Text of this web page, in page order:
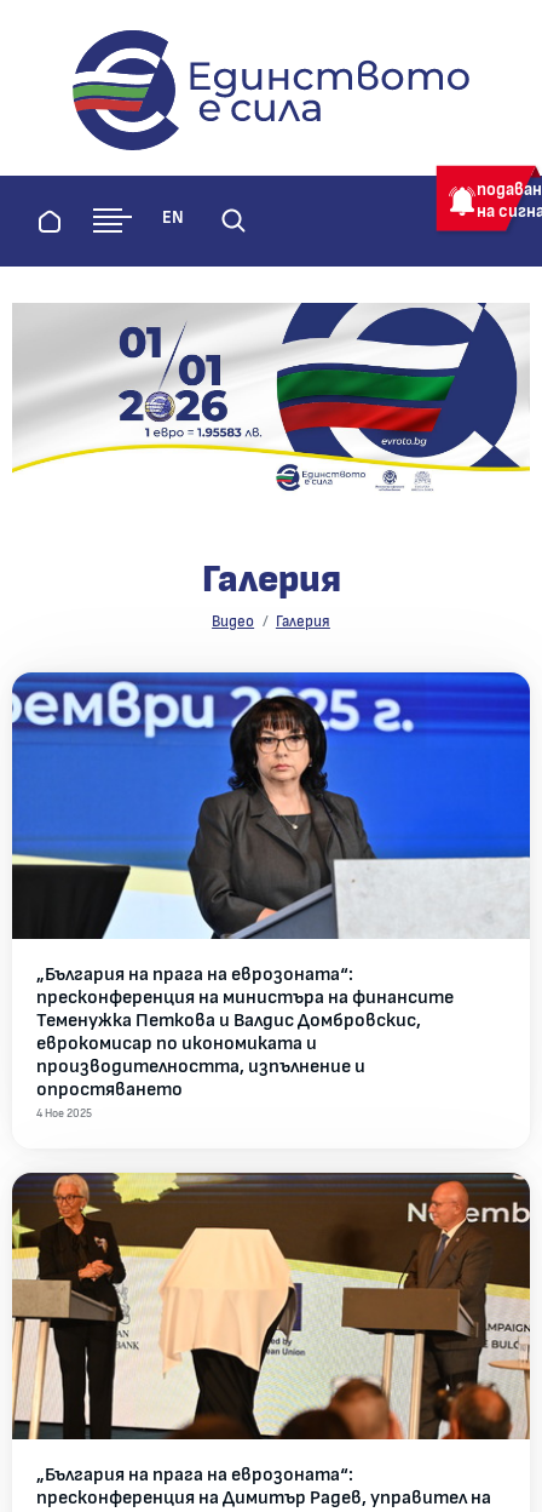
evroto.bgОфициална страница за приемане
Начало EN
на
Галерия
Видео Галерия
Галерия
Всички галерии
„България на прага на еврозоната“:
пресконференция на министъра на финансите
Теменужка Петкова и Валдис Домбровскис,
еврокомисар по икономиката и
производителността, изпълнение и
опростяването
4 Ное 2025
„България на прага на еврозоната“:
пресконференция на Димитър Радев, управител на